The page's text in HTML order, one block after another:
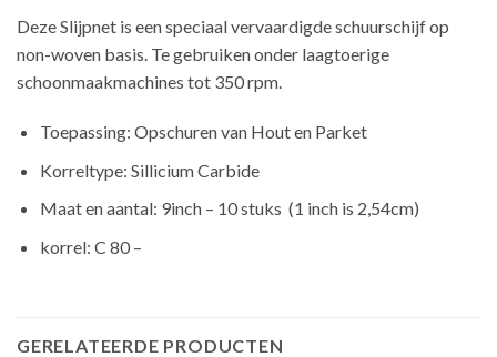
Deze Slijpnet is een speciaal vervaardigde schuurschijf op
non-woven basis. Te gebruiken onder laagtoerige
schoonmaakmachines tot 350 rpm.
Toepassing: Opschuren van Hout en Parket
Korreltype: Sillicium Carbide
Maat en aantal: 9inch – 10 stuks (1 inch is 2,54cm)
korrel: C 80 –
GERELATEERDE PRODUCTEN